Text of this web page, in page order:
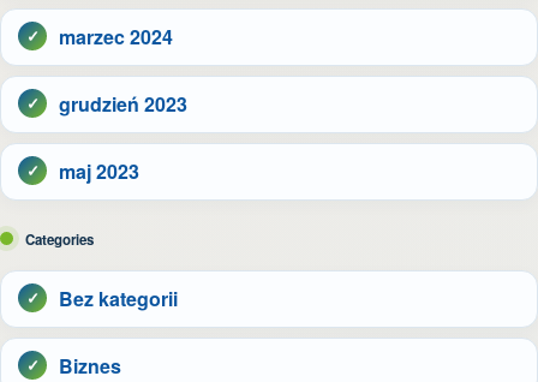
marzec 2024
grudzień 2023
maj 2023
Categories
Bez kategorii
Biznes